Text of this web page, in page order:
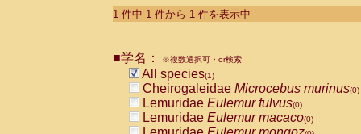
Cebidae Cebus albifrons
CebidaeCebus nigrivittatus
CebidaeCebus
CebidaeSaimiri boliviensis(0)
CebidaeSaimiri sciureus(0)
AtelidaeAlouatta caraya(0)
AtelidaeAlouatta fusca(0)
1 件中 1 件から 1 件を表示中
■学名： ※複数選択可・or検索
All species(1)
Cheirogaleidae Microcebus murinus(0)
Lemuridae Eulemur fulvus(0)
Lemuridae Eulemur macaco(0)